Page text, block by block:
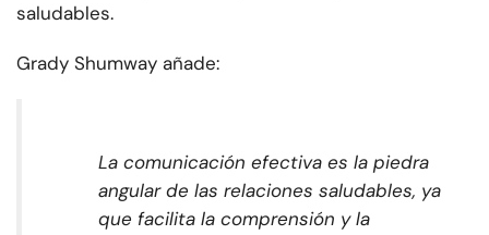
saludables.
Grady Shumway añade:
La comunicación efectiva es la piedra
angular de las relaciones saludables, ya
que facilita la comprensión y la